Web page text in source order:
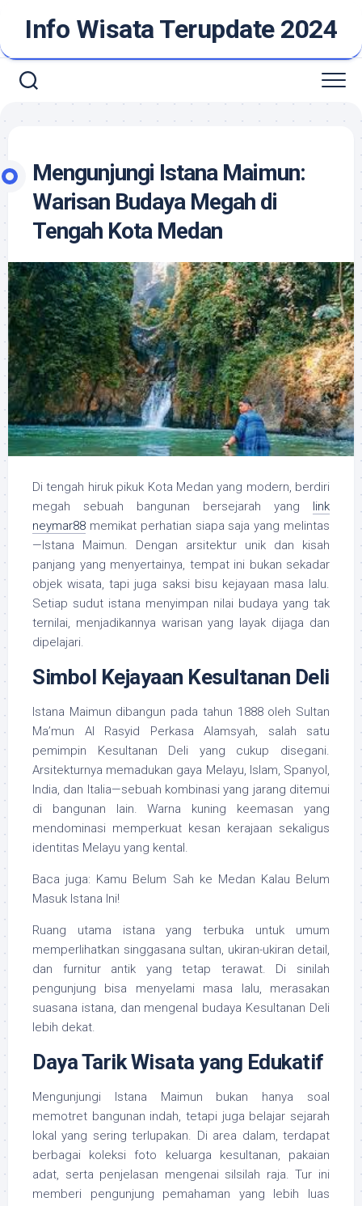
contentInfo Wisata Terupdate 2024
Mengunjungi Istana Maimun:
Warisan Budaya Megah di
Tengah Kota Medan
Di tengah hiruk pikuk Kota Medan yang modern, berdiri
megah sebuah bangunan bersejarah yang link
neymar88 memikat perhatian siapa saja yang melintas
—Istana Maimun. Dengan arsitektur unik dan kisah
panjang yang menyertainya, tempat ini bukan sekadar
objek wisata, tapi juga saksi bisu kejayaan masa lalu.
Setiap sudut istana menyimpan nilai budaya yang tak
ternilai, menjadikannya warisan yang layak dijaga dan
dipelajari.
Simbol Kejayaan Kesultanan Deli
Istana Maimun dibangun pada tahun 1888 oleh Sultan
Ma’mun Al Rasyid Perkasa Alamsyah, salah satu
pemimpin Kesultanan Deli yang cukup disegani.
Arsitekturnya memadukan gaya Melayu, Islam, Spanyol,
India, dan Italia—sebuah kombinasi yang jarang ditemui
di bangunan lain. Warna kuning keemasan yang
mendominasi memperkuat kesan kerajaan sekaligus
identitas Melayu yang kental.
Baca juga: Kamu Belum Sah ke Medan Kalau Belum
Masuk Istana Ini!
Ruang utama istana yang terbuka untuk umum
memperlihatkan singgasana sultan, ukiran-ukiran detail,
dan furnitur antik yang tetap terawat. Di sinilah
pengunjung bisa menyelami masa lalu, merasakan
suasana istana, dan mengenal budaya Kesultanan Deli
lebih dekat.
Daya Tarik Wisata yang Edukatif
Mengunjungi Istana Maimun bukan hanya soal
memotret bangunan indah, tetapi juga belajar sejarah
lokal yang sering terlupakan. Di area dalam, terdapat
berbagai koleksi foto keluarga kesultanan, pakaian
adat, serta penjelasan mengenai silsilah raja. Tur ini
memberi pengunjung pemahaman yang lebih luas